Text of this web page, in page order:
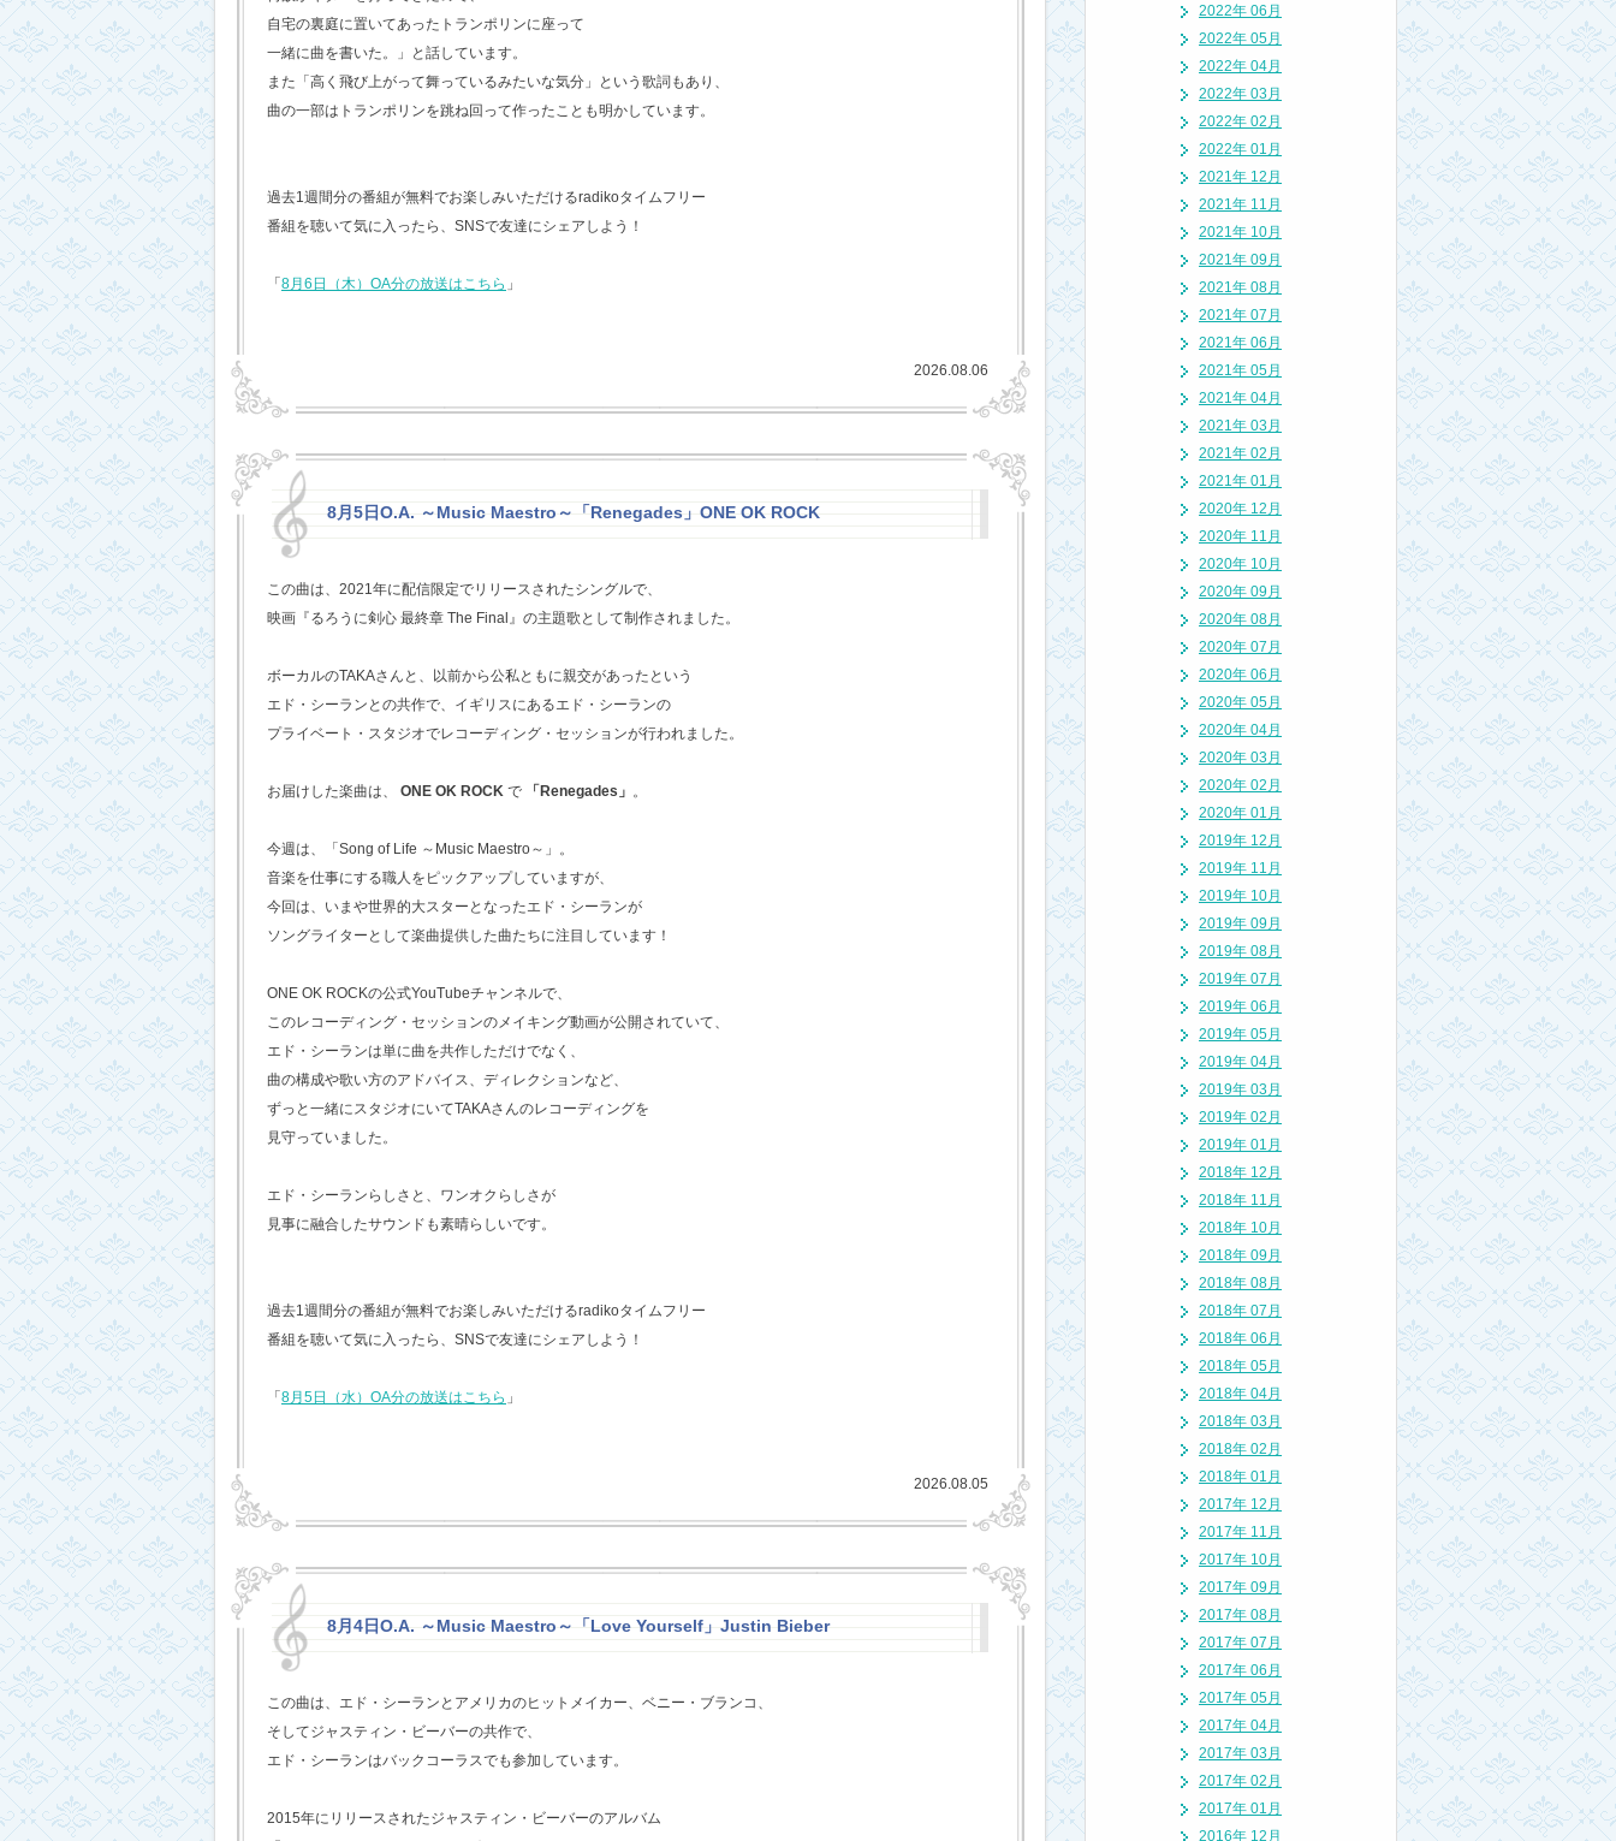
自宅の裏庭に置いてあったトランポリンに座って
一緒に曲を書いた。」と話しています。
また「高く飛び上がって舞っているみたいな気分」という歌詞もあり、
曲の一部はトランポリンを跳ね回って作ったことも明かしています。
過去1週間分の番組が無料でお楽しみいただけるradikoタイムフリー
番組を聴いて気に入ったら、SNSで友達にシェアしよう！
「 8月6日（木）OA分の放送はこちら 」
2026.08.06
8月5日O.A. ～Music Maestro～「Renegades」ONE OK ROCK
この曲は、2021年に配信限定でリリースされたシングルで、
映画『るろうに剣心 最終章 The Final』の主題歌として制作されました。
ボーカルのTAKAさんと、以前から公私ともに親交があったという
エド・シーランとの共作で、イギリスにあるエド・シーランの
プライベート・スタジオでレコーディング・セッションが行われました。
お届けした楽曲は、 ONE OK ROCK で 「Renegades」 。
今週は、「Song of Life ～Music Maestro～」。
音楽を仕事にする職人をピックアップしていますが、
今回は、いまや世界的大スターとなったエド・シーランが
ソングライターとして楽曲提供した曲たちに注目しています！
ONE OK ROCKの公式YouTubeチャンネルで、
このレコーディング・セッションのメイキング動画が公開されていて、
エド・シーランは単に曲を共作しただけでなく、
曲の構成や歌い方のアドバイス、ディレクションなど、
ずっと一緒にスタジオにいてTAKAさんのレコーディングを
見守っていました。
エド・シーランらしさと、ワンオクらしさが
見事に融合したサウンドも素晴らしいです。
過去1週間分の番組が無料でお楽しみいただけるradikoタイムフリー
番組を聴いて気に入ったら、SNSで友達にシェアしよう！
「 8月5日（水）OA分の放送はこちら 」
2026.08.05
8月4日O.A. ～Music Maestro～「Love Yourself」Justin Bieber
この曲は、エド・シーランとアメリカのヒットメイカー、ベニー・ブランコ、
そしてジャスティン・ビーバーの共作で、
エド・シーランはバックコーラスでも参加しています。
2015年にリリースされたジャスティン・ビーバーのアルバム
2022年 06月
2022年 05月
2022年 04月
2022年 03月
2022年 02月
2022年 01月
2021年 12月
2021年 11月
2021年 10月
2021年 09月
2021年 08月
2021年 07月
2021年 06月
2021年 05月
2021年 04月
2021年 03月
2021年 02月
2021年 01月
2020年 12月
2020年 11月
2020年 10月
2020年 09月
2020年 08月
2020年 07月
2020年 06月
2020年 05月
2020年 04月
2020年 03月
2020年 02月
2020年 01月
2019年 12月
2019年 11月
2019年 10月
2019年 09月
2019年 08月
2019年 07月
2019年 06月
2019年 05月
2019年 04月
2019年 03月
2019年 02月
2019年 01月
2018年 12月
2018年 11月
2018年 10月
2018年 09月
2018年 08月
2018年 07月
2018年 06月
2018年 05月
2018年 04月
2018年 03月
2018年 02月
2018年 01月
2017年 12月
2017年 11月
2017年 10月
2017年 09月
2017年 08月
2017年 07月
2017年 06月
2017年 05月
2017年 04月
2017年 03月
2017年 02月
2017年 01月
2016年 12月